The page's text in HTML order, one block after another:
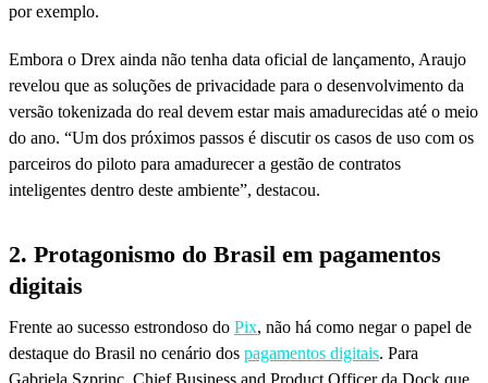
por exemplo.
Embora o Drex ainda não tenha data oficial de lançamento, Araujo
revelou que as soluções de privacidade para o desenvolvimento da
versão tokenizada do real devem estar mais amadurecidas até o meio
do ano. “Um dos próximos passos é discutir os casos de uso com os
parceiros do piloto para amadurecer a gestão de contratos
inteligentes dentro deste ambiente”, destacou.
2. Protagonismo do Brasil em pagamentos
digitais
Frente ao sucesso estrondoso do Pix, não há como negar o papel de
destaque do Brasil no cenário dos pagamentos digitais. Para
Gabriela Szprinc, Chief Business and Product Officer da Dock que